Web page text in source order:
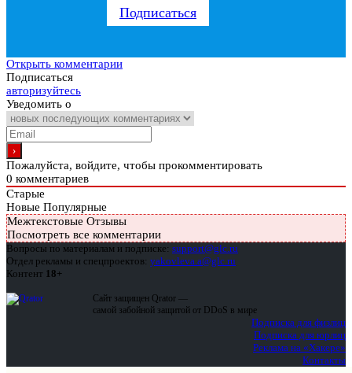
Подписаться
Открыть комментарии
Подписаться
авторизуйтесь
Уведомить о
Пожалуйста, войдите, чтобы прокомментировать
0 комментариев
Старые
Новые Популярные
Межтекстовые Отзывы
Посмотреть все комментарии
Вопросы по материалам и подписке: support@glc.ru
Отдел рекламы и спецпроектов: yakovleva.a@glc.ru
Контент 18+
Сайт защищен Qrator —
самой забойной защитой от DDoS в мире
Подписка для физлиц
Подписка для юрлиц
Реклама на «Хакере»
Контакты